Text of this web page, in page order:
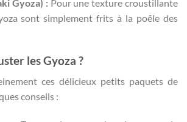
Gyoza) :Pour une texture croustillante
sont simplement frits à la poêle des
les Gyoza ?
ces délicieux petits paquets de
conseils :